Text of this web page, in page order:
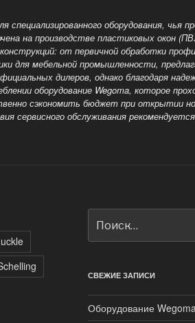
специализированного оборудования,
на производстве пластиковых окон
от первичной обработки
для мебельной промышленности,
дилеров, однако благодаря
оборудование Wegoma, которое
сэкономить бюджет при открытии
сервисногообслуживания
СВЕЖИЕ ЗАПИСИ
Оборудование